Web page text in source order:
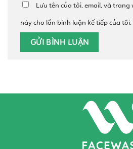
Lưu tên của tôi, email, và
này cho lần bình luận kế tiếp của tôi.